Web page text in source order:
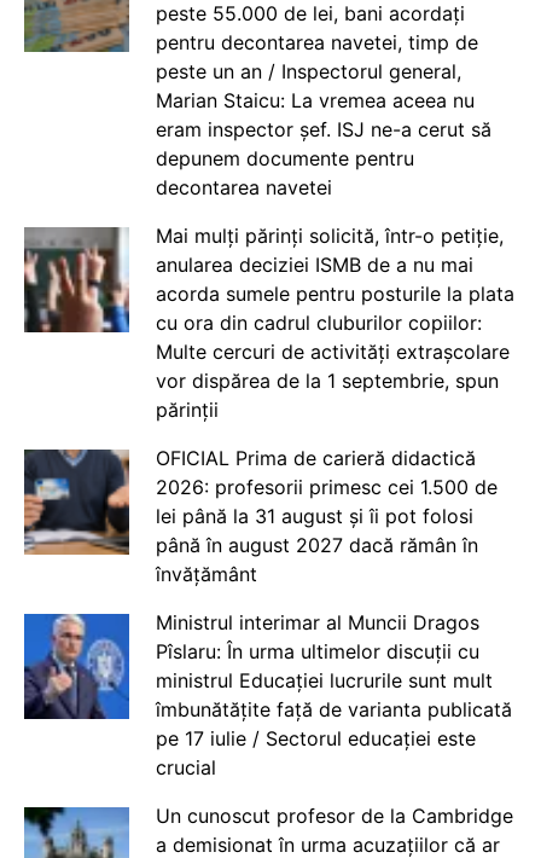
peste 55.000 de lei, bani acordați
pentru decontarea navetei, timp de
peste un an / Inspectorul general,
Marian Staicu: La vremea aceea nu
eram inspector șef. ISJ ne-a cerut să
depunem documente pentru
decontarea navetei
Mai mulți părinți solicită, într-o petiție,
anularea deciziei ISMB de a nu mai
acorda sumele pentru posturile la plata
cu ora din cadrul cluburilor copiilor:
Multe cercuri de activități extrașcolare
vor dispărea de la 1 septembrie, spun
părinții
OFICIAL Prima de carieră didactică
2026: profesorii primesc cei 1.500 de
lei până la 31 august și îi pot folosi
până în august 2027 dacă rămân în
învățământ
Ministrul interimar al Muncii Dragos
Pîslaru: În urma ultimelor discuții cu
ministrul Educației lucrurile sunt mult
îmbunătățite față de varianta publicată
pe 17 iulie / Sectorul educației este
crucial
Un cunoscut profesor de la Cambridge
a demisionat în urma acuzațiilor că ar